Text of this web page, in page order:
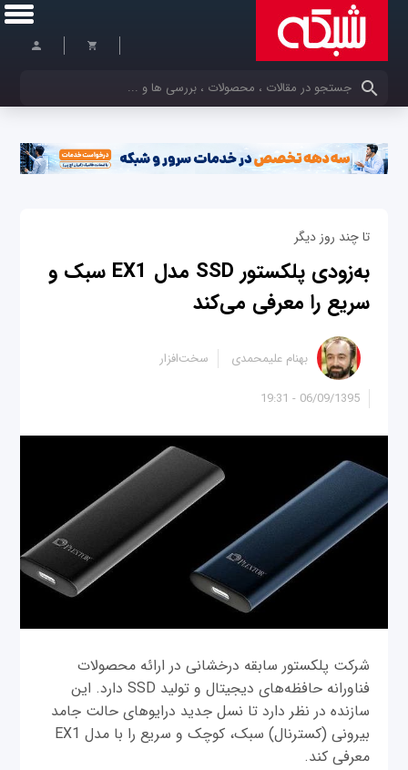
کلمات کلیدی خود را وارد کنید
تا چند روز دیگر
به‌زودی پلکستور SSD مدل EX1 سبک و
سریع را معرفی می‌کند
06/09/1395 - 19:31
بهنام علیمحمدی سخت‌افزار
شرکت پلکستور سابقه‌ درخشانی در ارائه محصولات
فناورانه حافظه‌های دیجیتال و تولید SSD دارد. این
سازنده در نظر دارد تا نسل جدید درایوهای حالت جامد
بیرونی (کسترنال) سبک، کوچک و سریع را با مدل EX1
معرفی ‌کند.